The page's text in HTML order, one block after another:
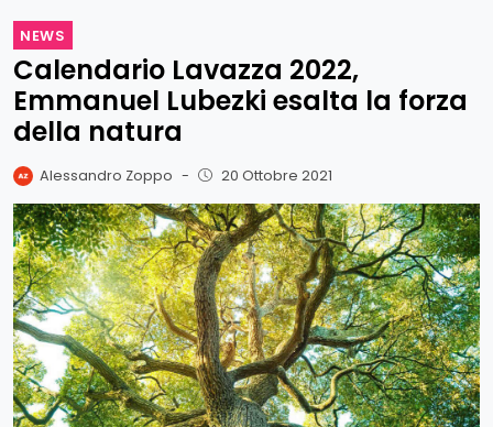
NEWS
Calendario Lavazza 2022,
Emmanuel Lubezki esalta la forza
della natura
Alessandro Zoppo - 20 Ottobre 2021